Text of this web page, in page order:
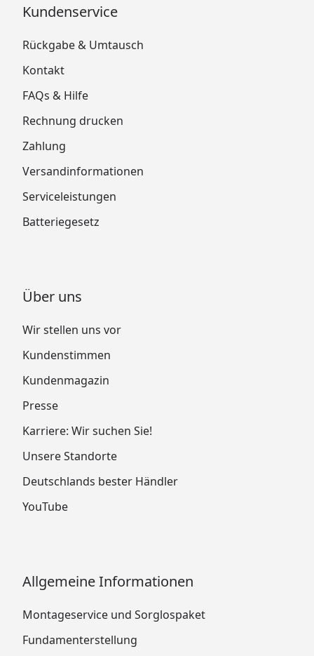
Kundenservice
Rückgabe & Umtausch
Kontakt
FAQs & Hilfe
Rechnung drucken
Zahlung
Versandinformationen
Serviceleistungen
Batteriegesetz
Über uns
Wir stellen uns vor
Kundenstimmen
Kundenmagazin
Presse
Karriere: Wir suchen Sie!
Unsere Standorte
Deutschlands bester Händler
YouTube
Allgemeine Informationen
Montageservice und Sorglospaket
Fundamenterstellung